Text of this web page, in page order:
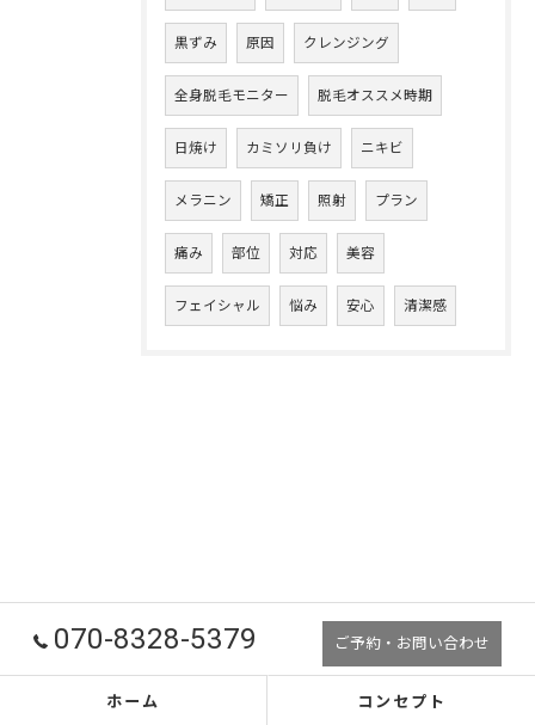
黒ずみ 原因 クレンジング
全身脱毛モニター 脱毛オススメ時期
日焼け カミソリ負け ニキビ
メラニン 矯正 照射 プラン
痛み 部位 対応 美容
フェイシャル 悩み 安心 清潔感
070-8328-5379 ご予約・お問い合わせ
ホーム コンセプト